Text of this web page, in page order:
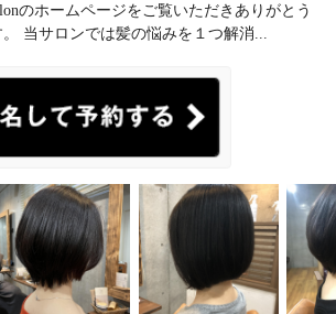
のホームページをご覧いただきありがとう
当サロンでは髪の悩みを１つ解消...